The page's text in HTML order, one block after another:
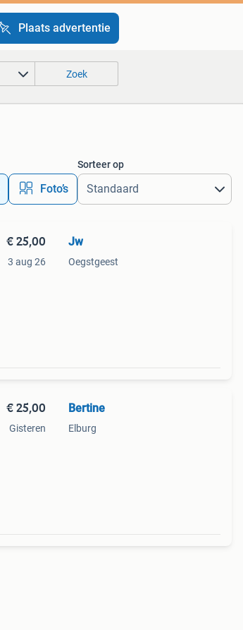
Plaats advertentie
Zoek
Foto’s
Sorteer op
€ 25,00
3 aug 26
Jw
Oegstgeest
€ 25,00
Gisteren
Bertine
Elburg